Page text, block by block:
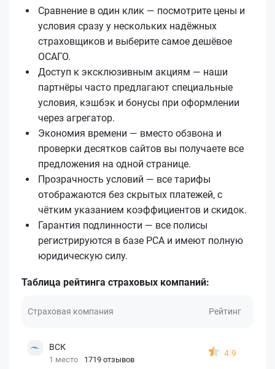
Сравнение в один клик — посмотрите цены и
условия сразу у нескольких надёжных
страховщиков и выберите самое дешёвое
ОСАГО.
Доступ к эксклюзивным акциям — наши
партнёры часто предлагают специальные
условия, кэшбэк и бонусы при оформлении
через агрегатор.
Экономия времени — вместо обзвона и
проверки десятков сайтов вы получаете все
предложения на одной странице.
Прозрачность условий — все тарифы
отображаются без скрытых платежей, с
чётким указанием коэффициентов и скидок.
Гарантия подлинности — все полисы
регистрируются в базе РСА и имеют полную
юридическую силу.
Таблица рейтинга страховых компаний:
Страховая компания Рейтинг
ВСК
1 место 1719 отзывов
4.9